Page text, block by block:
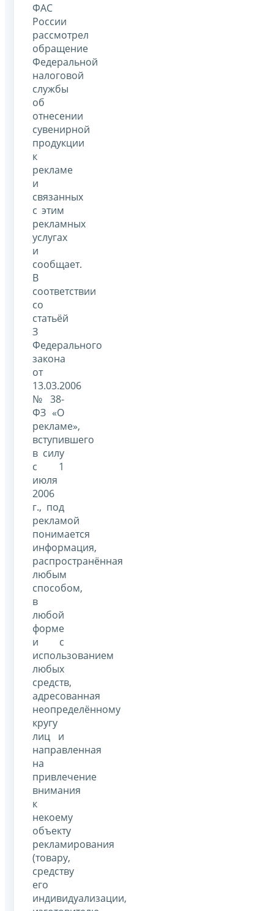
ФАС
России
рассмотрел
обращение
Федеральной
налоговой
службы
об
отнесении
сувенирной
продукции
к
рекламе
и
связанных
с этим
рекламных
услугах
и
сообщает.
В
соответствии
со
статьёй
З
Федерального
закона
от
13.03.2006
№ 38-
ФЗ «О
рекламе»,
вступившего
в силу
с 1
июля
2006
г., под
рекламой
понимается
информация,
распространённая
любым
способом,
в
любой
форме
и с
использованием
любых
средств,
адресованная
неопределённому
кругу
лиц и
направленная
на
привлечение
внимания
к
некоему
объекту
рекламирования
(товару,
средству
его
индивидуализации,